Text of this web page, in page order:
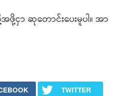
ဖို့ငှာ ဆုတောင်းပေးမူပါ။ အာ
TWITTER